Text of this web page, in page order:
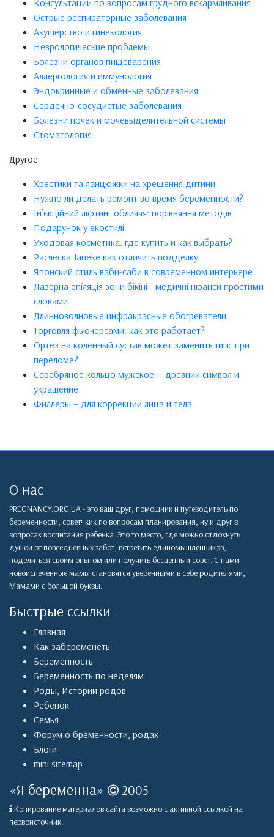
Консультации по вопросам грудного вскармливания
Острые респираторные заболевания
Акушерство и гинекология
Неврологические проблемы
Болезни органов пищеварения
Аллергология и иммунология
Эндокринные и обменные заболевания
Сердечно-сосудистые заболевания
Болезни почек и мочевыделительной системы
Стоматология
Другое
Хрестики та ланцюжки на хрещення дитини
Нужно ли делать ремонт во время беременности?
Ін’єкційний ліфтинг обличчя: порівняння методів
Подарунок у екостилі
Уходовая косметика: где купить и как выбрать?
Расческа Janeke как отличить подделку
Японский стиль ваби-саби в современном интерьере
Лазерна епіляція зони бікіні - медичні нюанси простими
словами
Длинноволновые инфракрасные обогреватели
Торговля фьючерсами: как это работает?
Ортез на коленный сустав может заменить гипс при
переломе?
Серебряное кольцо мужское — древний символ и
украшение
Филлеры – для коррекции лица и тела
О нас
PREGNANCY.ORG.UA - это ваш друг, помощник и путеводитель по
беременности, советчкик по вопросам планирования, ну и друг в
вопросах воспитания ребенка. Это то место, где можно отдохнуть
душой от повседневных забот, встретить единомышленников,
поделиться своим опытом или получить бесценный совет. С нами
новоиспеченные мамы становятся уверенными в себе родителями,
Мамами с большой буквы.
Быстрые ссылки
Главная
Как забеременеть
Беременность
Беременность по неделям
Роды, Истории родов
Ребенок
Семья
Форум о бременности, родах
Блоги
mini sitemap
«Я беременна» 2005
Копирование материалов сайта возможно с активной ссылкой на
первоисточник.